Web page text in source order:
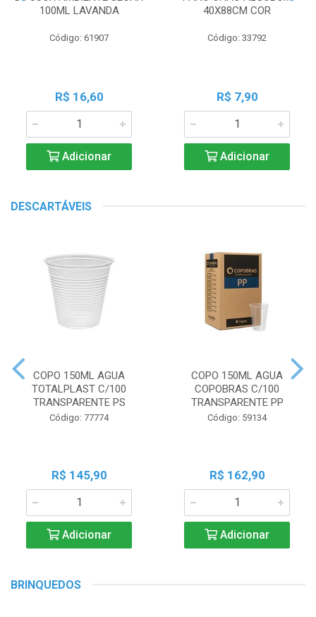
100ML LAVANDA
Código: 61907
R$ 16,60
Adicionar
40X88CM COR
Código: 33792
R$ 7,90
Adicionar
DESCARTÁVEIS
COPO 150ML AGUA
TOTALPLAST C/100
TRANSPARENTE PS
Código: 77774
R$ 145,90
Adicionar
COPO 150ML AGUA
COPOBRAS C/100
TRANSPARENTE PP
Código: 59134
R$ 162,90
Adicionar
BRINQUEDOS